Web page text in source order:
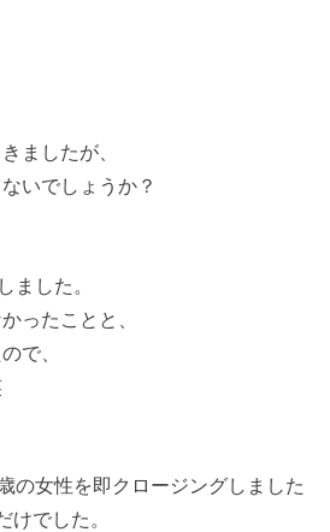
ましたが、
いでしょうか？
ました。
ったことと、
で、
の女性を即クロージングしました
けでした。